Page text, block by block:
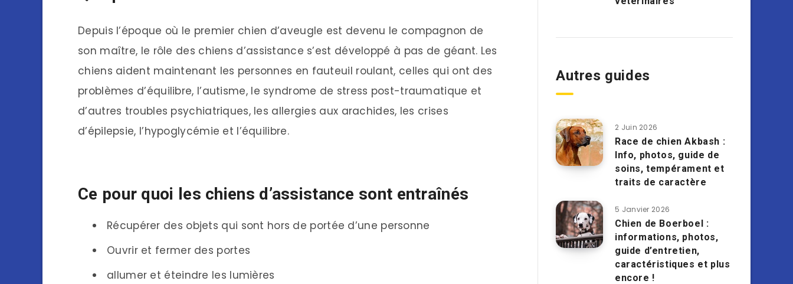
Depuis l’époque où le premier chien d’aveugle est devenu le compagnon de
son maître, le rôle des chiens d’assistance s’est développé à pas de géant. Les
chiens aident maintenant les personnes en fauteuil roulant, celles qui ont des
problèmes d’équilibre, l’autisme, le syndrome de stress post-traumatique et
d’autres troubles psychiatriques, les allergies aux arachides, les crises
d’épilepsie, l’hypoglycémie et l’équilibre.
Ce pour quoi les chiens d’assistance sont entraînés
Récupérer des objets qui sont hors de portée d’une personne
Ouvrir et fermer des portes
allumer et éteindre les lumières
Autres guides
2 Juin 2026
Race de chien Akbash :
Info, photos, guide de
soins, tempérament et
traits de caractère
5 Janvier 2026
Chien de Boerboel :
informations, photos,
guide d’entretien,
caractéristiques et plus
encore !